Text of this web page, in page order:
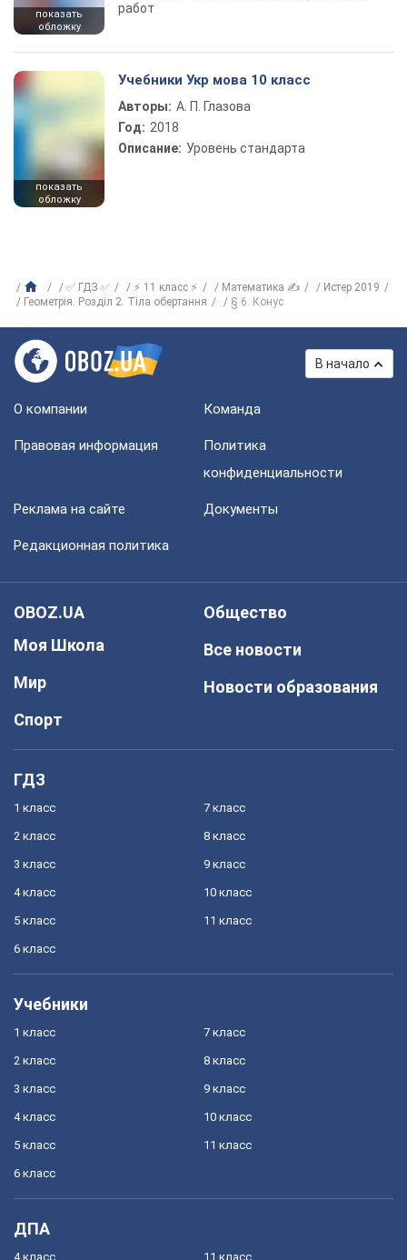
показать
обложку
работ
показать
обложку
Учебники Укр мова 10 класс
Авторы: А. П. Глазова
Год: 2018
Описание: Уровень стандарта
✅ ГДЗ ✅ ⚡ 11 класс ⚡ Математика ✍
Истер 2019
Геометрія. Розділ 2. Тіла обертання
§ 6. Конус
В начало
О компании Команда
Правовая информация
Политика
конфиденциальности
Реклама на сайте Документы
Редакционная политика
OBOZ.UA
Моя Школа
Мир
Спорт
Общество
Все новости
Новости образования
ГДЗ
1 класс
2 класс
3 класс
4 класс
5 класс
6 класс
7 класс
8 класс
9 класс
10 класс
11 класс
Учебники
1 класс
2 класс
3 класс
4 класс
5 класс
6 класс
7 класс
8 класс
9 класс
10 класс
11 класс
ДПА
4 класс 11 класс